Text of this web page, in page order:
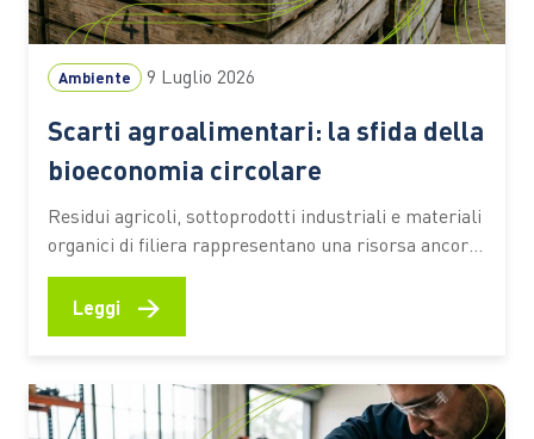
Ambiente 9 Luglio 2026
Scarti agroalimentari: la sfida della
bioeconomia circolare
Residui agricoli, sottoprodotti industriali e materiali
organici di filiera rappresentano una risorsa ancora
sottoutilizzata. Secondo una stima dell’Università
Cattolica, circa il 70% resta fuori da percorsi di
lascia dietro di sé una grande quantità di residui.
Paglia, potature,…
Leggi →